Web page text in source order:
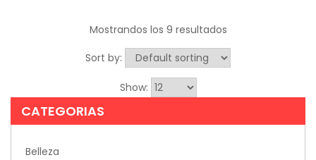
Mostrandos los 9 resultados
Sort by:
Show:
CATEGORIAS
Belleza